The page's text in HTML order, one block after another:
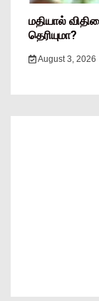
மதியால்
தெரியுமா?
August 3, 2026